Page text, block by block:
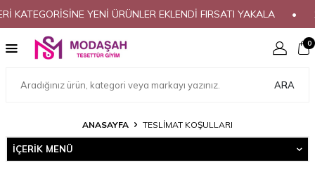
KATEGORİSİNE YENİ ÜRÜNLER EKLENDİ FIRSATI YAKALA
ARA
0
ANASAYFA TESLIMAT KOŞULLARI
İÇERIK MENÜ